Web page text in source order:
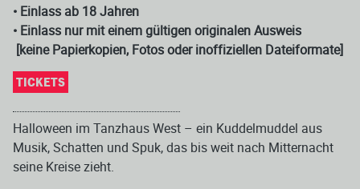
• Einlass ab 18 Jahren
• Einlass nur mit einem gültigen originalen Ausweis
[keine Papierkopien, Fotos oder inoffiziellen Dateiformate]
TICKETS
Halloween im Tanzhaus West – ein Kuddelmuddel aus
Musik, Schatten und Spuk, das bis weit nach Mitternacht
seine Kreise zieht.